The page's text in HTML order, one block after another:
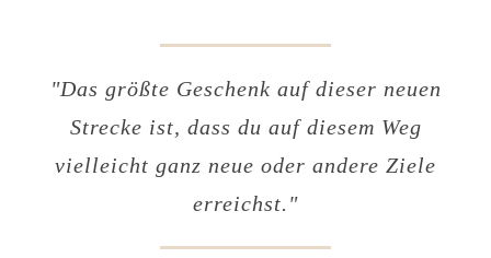
"Das größte Geschenk auf dieser neuen
Strecke ist, dass du auf diesem Weg
vielleicht ganz neue oder andere Ziele
erreichst."